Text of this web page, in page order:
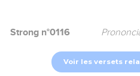
Strong n°0116
Voir les versets